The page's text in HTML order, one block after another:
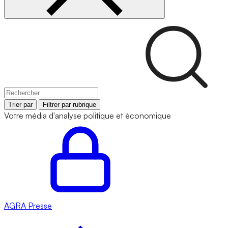
Trier par Filtrer par rubrique
Votre média d'analyse politique et économique
AGRA Presse